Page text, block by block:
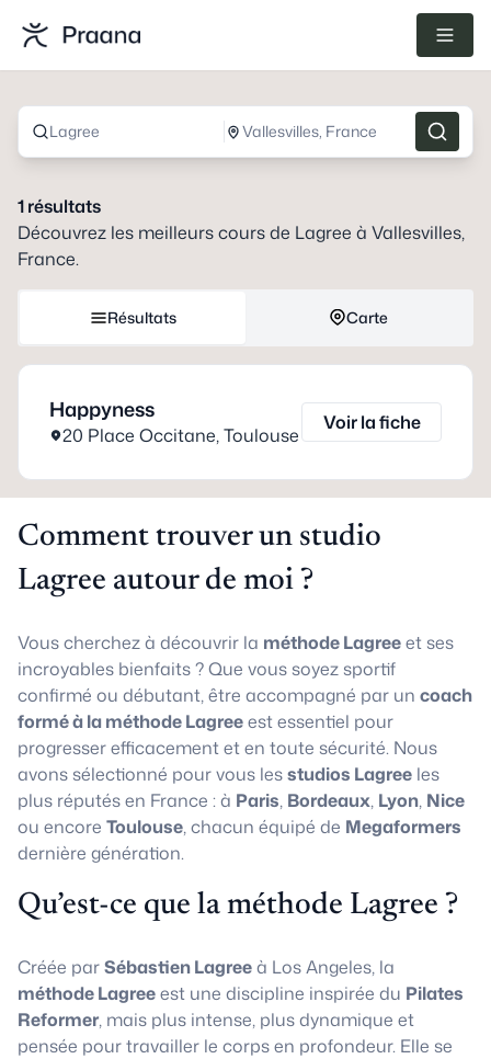
Lagree Vallesvilles, France
1résultats
Découvrez les meilleurs cours de Lagree à Vallesvilles,
France.
Résultats Carte
Happyness
20 Place Occitane,Toulouse
Voir la fiche
Comment trouver un studio
Lagree autour de moi ?
Vous cherchez à découvrir la méthode Lagreeet ses
incroyables bienfaits ? Que vous soyez sportif
confirmé ou débutant, être accompagné par un coach
formé à la méthode Lagreeest essentiel pour
progresser efficacement et en toute sécurité. Nous
avons sélectionné pour vous lesstudios Lagree les
plus réputés en France : à Paris, Bordeaux, Lyon, Nice
ou encore Toulouse, chacun équipé de Megaformers
dernière génération.
Qu’est-ce que la méthode Lagree ?
Créée parSébastien Lagreeà Los Angeles, la
méthode Lagreeest une discipline inspirée du Pilates
Reformer, mais plus intense, plus dynamique et
pensée pour travailler le corps en profondeur. Elle se